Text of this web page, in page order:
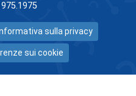
sulla privacy
sui cookie